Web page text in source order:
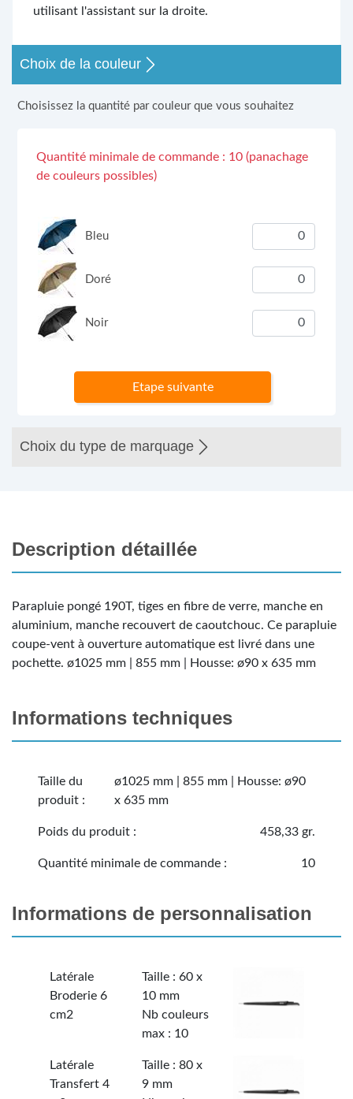
utilisant l'assistant sur la droite.
Choix de la couleur
Choisissez la quantité par couleur que vous souhaitez
Quantité minimale de commande : 10 (panachage
de couleurs possibles)
Bleu
Doré
Noir
Etape suivante
Choix du type de marquage
Description détaillée
Parapluie pongé 190T, tiges en fibre de verre, manche en
aluminium, manche recouvert de caoutchouc. Ce parapluie
coupe-vent à ouverture automatique est livré dans une
pochette. ø1025 mm | 855 mm | Housse: ø90 x 635 mm
Informations techniques
Taille du
produit :
ø1025 mm | 855 mm | Housse: ø90
x 635 mm
Poids du produit : 458,33 gr.
Quantité minimale de commande : 10
Informations de personnalisation
Latérale
Broderie 6
cm2
Taille : 60 x
10 mm
Nb couleurs
max : 10
Latérale
Transfert 4
Taille : 80 x
9 mm